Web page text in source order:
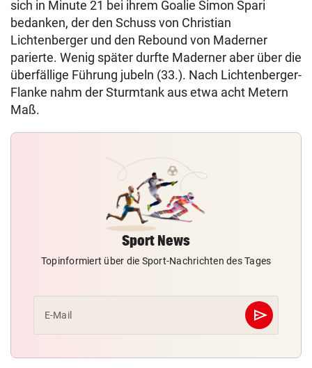
sich in Minute 21 bei ihrem Goalie Simon Spari
bedanken, der den Schuss von Christian
Lichtenberger und den Rebound von Maderner
parierte. Wenig später durfte Maderner aber über die
überfällige Führung jubeln (33.). Nach Lichtenberger-
Flanke nahm der Sturmtank aus etwa acht Metern
Maß.
Sport News
Topinformiert über die Sport-Nachrichten des Tages
E-Mail send
Abschicken